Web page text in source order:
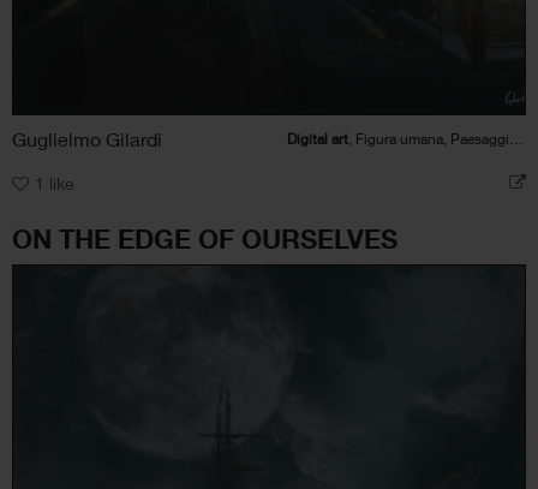
Guglielmo Gilardi Digital art, Figura umana, Paesaggio, Politico/Sociale, Viaggi
1 like
ON THE EDGE OF OURSELVES